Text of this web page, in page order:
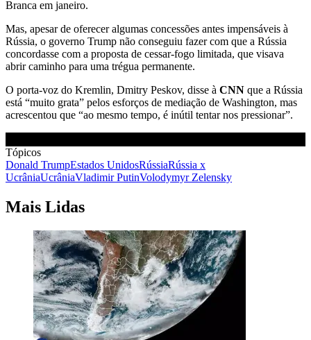
Branca em janeiro.
Mas, apesar de oferecer algumas concessões antes impensáveis ​​à
Rússia, o governo Trump não conseguiu fazer com que a Rússia
concordasse com a proposta de cessar-fogo limitada, que visava
abrir caminho para uma trégua permanente.
O porta-voz do Kremlin, Dmitry Peskov, disse à CNN que a Rússia
está “muito grata” pelos esforços de mediação de Washington, mas
acrescentou que “ao mesmo tempo, é inútil tentar nos pressionar”.
Tópicos
Donald TrumpEstados UnidosRússiaRússia x
UcrâniaUcrâniaVladimir PutinVolodymyr Zelensky
Mais Lidas